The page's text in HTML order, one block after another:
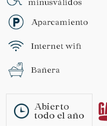
Aparcamiento
Internet wifi
Bañera
Abierto
todo el año